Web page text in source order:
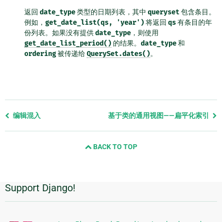
返回date_type类型的日期列表，其中queryset包含条目。
例如，get_date_list(qs, 'year') 将返回qs有条目的年
份列表。如果没有提供date_type ，则使用
get_date_list_period() 的结果。date_type和
ordering被传递给QuerySet.dates()。
Previous
编辑混入 基于类的通用视图——扁平化索引
BACK TO TOP
附
加
Support Django!